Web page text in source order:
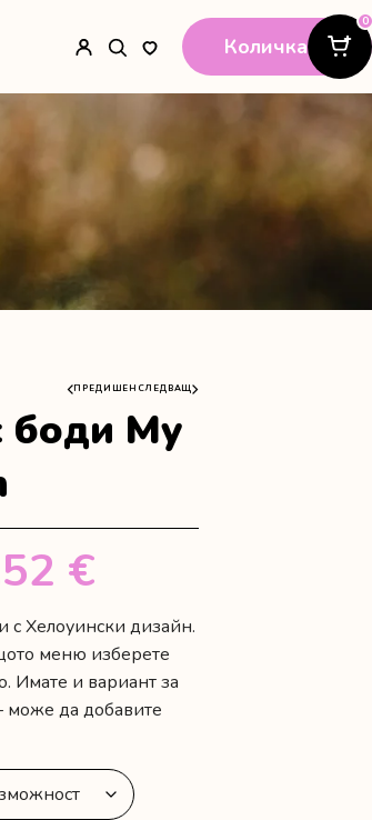
Количка
0
ПРЕДИШЕН СЛЕДВАЩ
боди My
€
с Хелоуински дизайн.
меню изберете
Имате и вариант за
може да добавите